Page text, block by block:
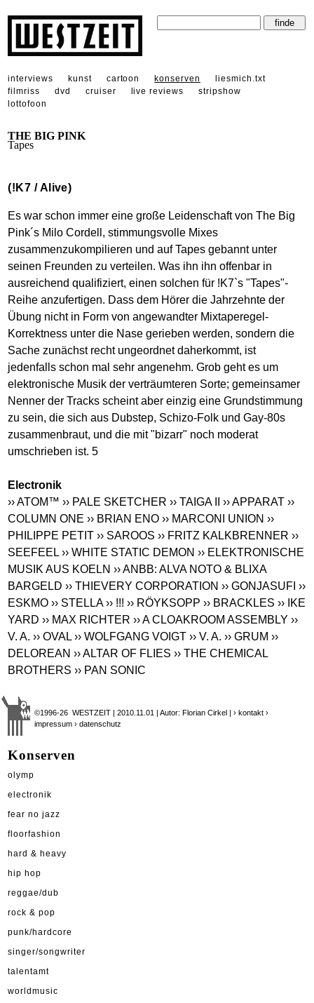
interviews kunst cartoon konserven
liesmich.txt
filmriss
dvd cruiser live reviews
stripshow
lottofoon
THE BIG PINK
Tapes
(!K7 / Alive)
Es war schon immer eine große Leidenschaft von The Big
Pink´s Milo Cordell, stimmungsvolle Mixes
zusammenzukompilieren und auf Tapes gebannt unter
seinen Freunden zu verteilen. Was ihn ihn offenbar in
ausreichend qualifiziert, einen solchen für !K7`s "Tapes"-
Reihe anzufertigen. Dass dem Hörer die Jahrzehnte der
Übung nicht in Form von angewandter Mixtaperegel-
Korrektness unter die Nase gerieben werden, sondern die
Sache zunächst recht ungeordnet daherkommt, ist
jedenfalls schon mal sehr angenehm. Grob geht es um
elektronische Musik der verträumteren Sorte; gemeinsamer
Nenner der Tracks scheint aber einzig eine Grundstimmung
zu sein, die sich aus Dubstep, Schizo-Folk und Gay-80s
zusammenbraut, und die mit "bizarr" noch moderat
umschrieben ist. 5
Electronik
›› ATOM™ ›› PALE SKETCHER ›› TAIGA II ›› APPARAT ››
COLUMN ONE ›› BRIAN ENO ›› MARCONI UNION ››
PHILIPPE PETIT ›› SAROOS ›› FRITZ KALKBRENNER ››
SEEFEEL ›› WHITE STATIC DEMON ›› ELEKTRONISCHE
MUSIK AUS KOELN ›› ANBB: ALVA NOTO & BLIXA
BARGELD ›› THIEVERY CORPORATION ›› GONJASUFI ››
ESKMO ›› STELLA ›› !!! ›› RÖYKSOPP ›› BRACKLES ›› IKE
YARD ›› MAX RICHTER ›› A CLOAKROOM ASSEMBLY ››
V. A. ›› OVAL ›› WOLFGANG VOIGT ›› V. A. ›› GRUM ››
DELOREAN ›› ALTAR OF FLIES ›› THE CHEMICAL
BROTHERS ›› PAN SONIC
©1996-26 WESTZEIT | 2010.11.01 | Autor: Florian Cirkel |› kontakt ›
impressum › datenschutz
Konserven
olymp
electronik
fear no jazz
floorfashion
hard & heavy
hip hop
reggae/dub
rock & pop
punk/hardcore
singer/songwriter
talentamt
worldmusic